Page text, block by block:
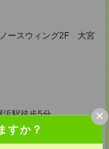
すか？
×
ースウィング2F 大宮
駅徒歩5分